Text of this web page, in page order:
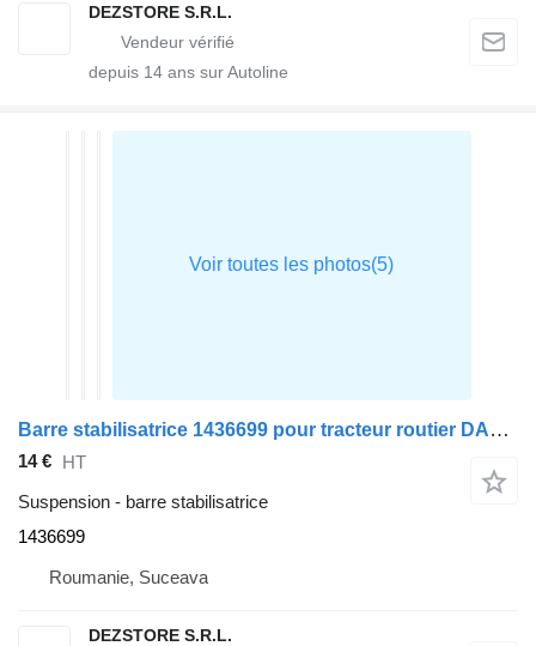
DEZSTORE S.R.L.
depuis 14 ans sur Autoline
Barre stabilisatrice 1436699 pour tracteur routier DAF CF85
14 € HT
Suspension - barre stabilisatrice
1436699
Roumanie, Suceava
DEZSTORE S.R.L.